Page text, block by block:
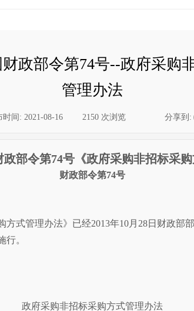
政部令第74号--政府采购
管理办法
时间: 2021-08-16 2150 次浏览 分享到:
部令第74号《政府采购非招标采购
财政部令第74号
方式管理办法》已经2013年10月28日财政部
行。
政府采购非招标采购方式管理办法